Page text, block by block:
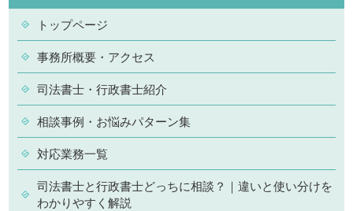
トップページ
事務所概要・アクセス
司法書士・行政書士紹介
相談事例・お悩みパターン集
対応業務一覧
司法書士と行政書士どっちに相談？｜違いと使い分けを
わかりやすく解説